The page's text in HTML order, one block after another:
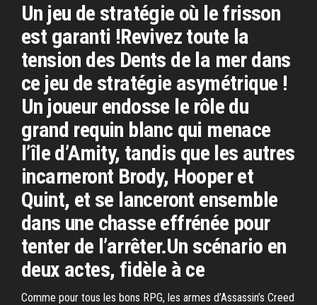
Un jeu de stratégie où le frisson
est garanti !Revivez toute la
tension des Dents de la mer dans
ce jeu de stratégie asymétrique !
Un joueur endosse le rôle du
grand requin blanc qui menace
l’île d’Amity, tandis que les autres
incarneront Brody, Hooper et
Quint, et se lanceront ensemble
dans une chasse effrénée pour
tenter de l’arrêter.Un scénario en
deux actes, fidèle à ce
Comme pour tous les bons RPG, les armes d’Assassin’s Creed